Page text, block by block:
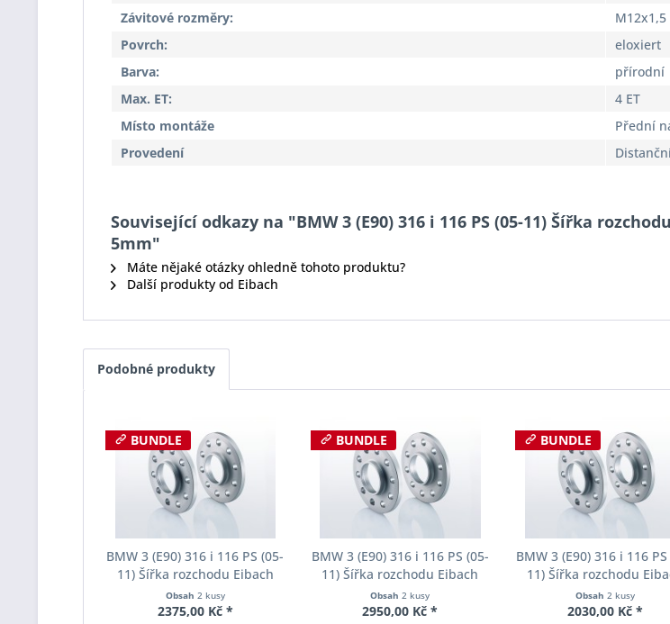
Závitové rozměry:
M12x1,5
Povrch:
eloxiert
Barva:
přírodní
Max. ET:
4 ET
Místo montáže
Přední
Provedení
Související odkazy na "BMW 3 (E90) 316 i 116 PS (05-11) Šířka
5mm"
Máte nějaké otázky ohledně tohoto produktu?
Další produkty od Eibach
Podobné produkty
BUNDLE
BMW 3 (E90) 316 i 116 PS (05-
11) Šířka rozchodu Eibach
Pro-Spacer S90-2-10-004
System2 Tloušťka 10mm
Obsah 2 kusy
2375,00 Kč *
BUNDLE
BMW 3 (E90) 316 i 116 PS (05-
11) Šířka rozchodu Eibach
Pro-Spacer S90-2-12-002
System2 Tloušťka 12mm
Obsah2 kusy
2950,00 Kč *
BUNDLE
BMW 3 (E90) 316 i 116 PS
11) Šířka rozchodu
Pro-Spacer S90-2-15-001
System2 Tloušťka 15mm
Obsah 2 kusy
2030,00 Kč *